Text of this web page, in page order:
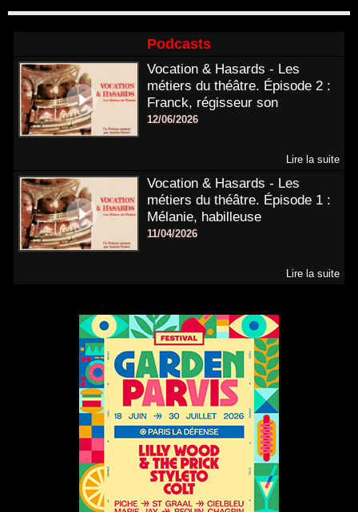
Podcasts
Vocation & Hasards - Les
métiers du théâtre. Épisode 2 :
Franck, régisseur son
12/06/2026
Lire la suite
Vocation & Hasards - Les
métiers du théâtre. Épisode 1 :
Mélanie, habilleuse
11/04/2026
Lire la suite